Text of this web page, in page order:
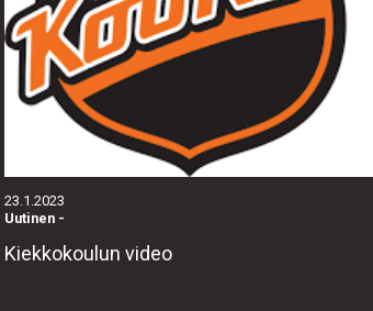
23.1.2023
Uutinen -
Kiekkokoulun video